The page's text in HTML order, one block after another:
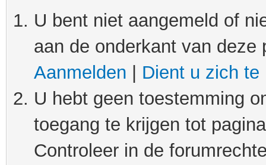
U bent niet aangemeld of
aan de onderkant van
Aanmelden
Dient u zich te
U hebt geen toestemming
toegang te krijgen tot
Controleer in de